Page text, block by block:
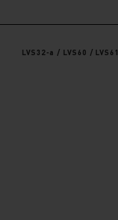
LVS32-a / LVS60 / LVS61